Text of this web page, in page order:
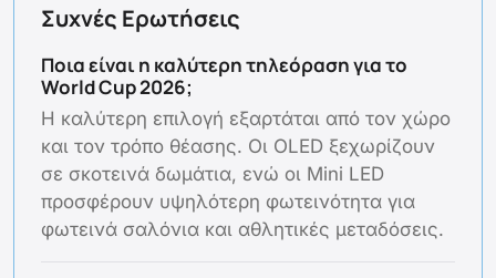
Συχνές Ερωτήσεις
Ποια είναι η καλύτερη τηλεόραση για το
World Cup 2026;
Η καλύτερη επιλογή εξαρτάται από τον χώρο
και τον τρόπο θέασης. Οι OLED ξεχωρίζουν
σε σκοτεινά δωμάτια, ενώ οι Mini LED
προσφέρουν υψηλότερη φωτεινότητα για
φωτεινά σαλόνια και αθλητικές μεταδόσεις.